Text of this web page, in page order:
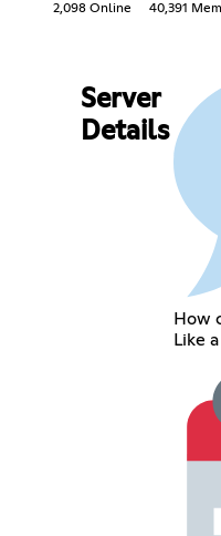
2,098 Online 40,391
Server
Details
How
Like